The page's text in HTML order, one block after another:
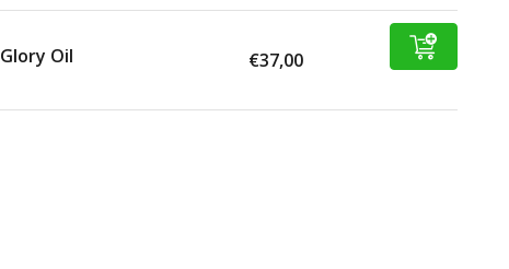
Glory Oil €37,00